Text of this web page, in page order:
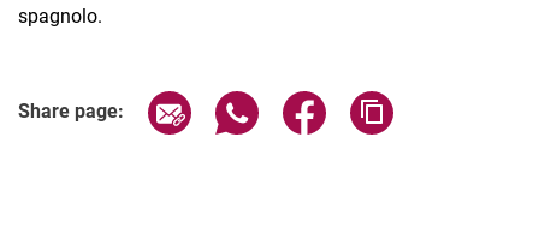
spagnolo.
Share page: Share page via email
Share page via WhatsApp
Share page via